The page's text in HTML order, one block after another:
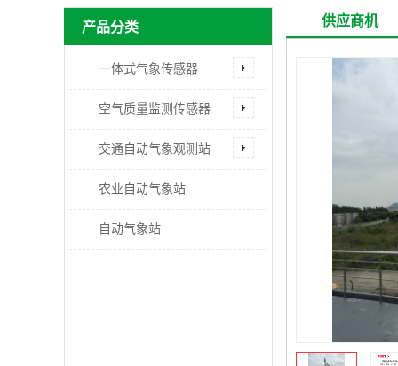
产品分类
一体式气象传感器
空气质量监测传感器
交通自动气象观测站
农业自动气象站
自动气象站
供应商机